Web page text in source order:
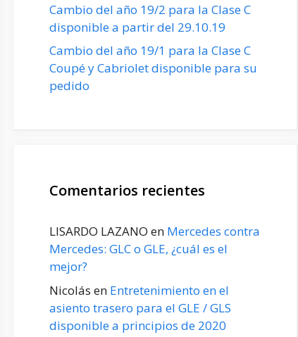
Cambio del año 19/2 para la Clase C
disponible a partir del 29.10.19
Cambio del año 19/1 para la Clase C
Coupé y Cabriolet disponible para su
pedido
Comentarios recientes
LISARDO LAZANO en Mercedes contra
Mercedes: GLC o GLE, ¿cuál es el
mejor?
Nicolás en Entretenimiento en el
asiento trasero para el GLE / GLS
disponible a principios de 2020